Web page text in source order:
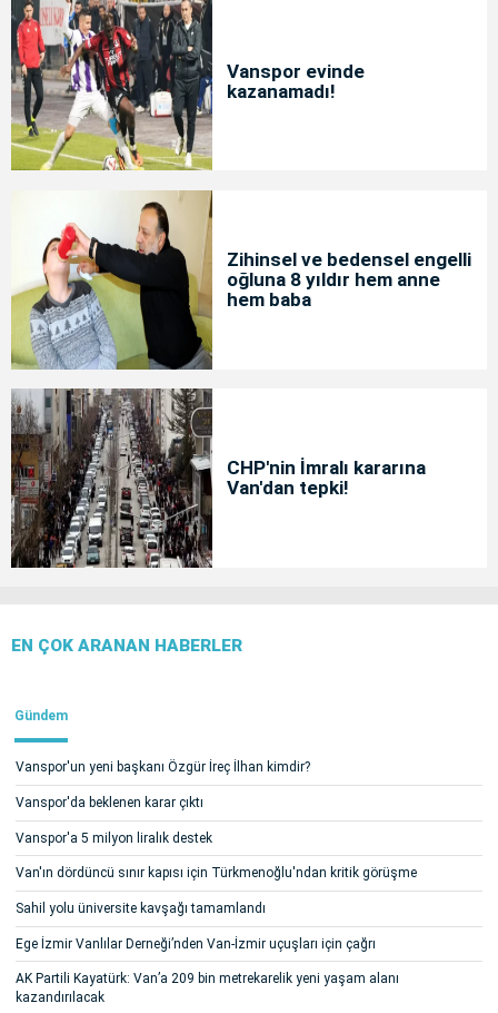
Vanspor evinde
kazanamadı!
Zihinsel ve bedensel engelli
oğluna 8 yıldır hem anne
hem baba
CHP'nin İmralı kararına
Van'dan tepki!
EN ÇOK ARANAN HABERLER
Gündem
Vanspor'un yeni başkanı Özgür İreç İlhan kimdir?
Vanspor'da beklenen karar çıktı
Vanspor'a 5 milyon liralık destek
Van'ın dördüncü sınır kapısı için Türkmenoğlu'ndan kritik görüşme
Sahil yolu üniversite kavşağı tamamlandı
Ege İzmir Vanlılar Derneği’nden Van-İzmir uçuşları için çağrı
AK Partili Kayatürk: Van’a 209 bin metrekarelik yeni yaşam alanı
kazandırılacak